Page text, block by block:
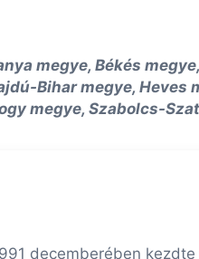
megye, Békés
Bihar megye,
megye, Szabolcs-
decemberében